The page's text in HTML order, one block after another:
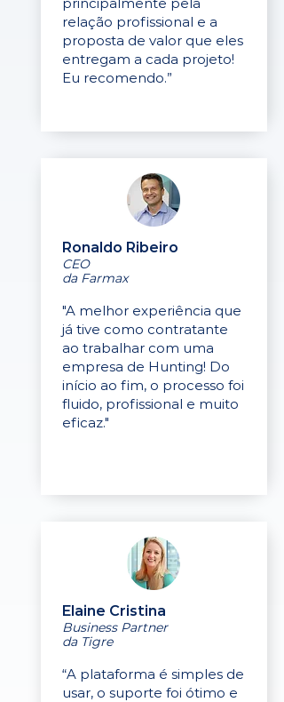
relação profissional e a
proposta de valor que eles
entregam a cada projeto!
Eu recomendo.”
Ronaldo Ribeiro
CEO
da Farmax
"A melhor experiência que
já tive como contratante
ao trabalhar com uma
empresa de Hunting! Do
início ao fim, o processo foi
fluido, profissional e muito
eficaz."
Elaine Cristina
Business Partner
da Tigre
“A plataforma é simples de
usar, o suporte foi ótimo e